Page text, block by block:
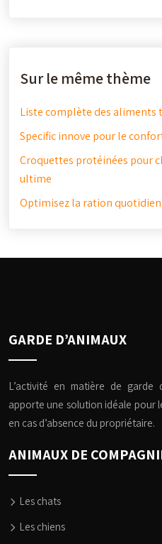
Sur le même thème
Liste complète des aliments
Specific innove pour le
Croquettes protéinées pour
ultime
Optimisez la ration
GARDE D’ANIMAUX
L’activité en matière de garde
apporte une solution idéale pour
en cas d’absence du propriétaire.
ANIMAUX DE
Les chats
Les chiens